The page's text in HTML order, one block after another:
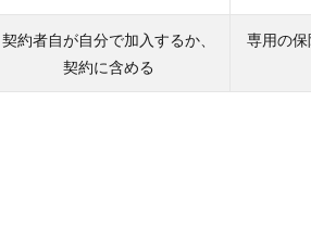
契約者自が自分で加入するか、
契約に含める
専用の